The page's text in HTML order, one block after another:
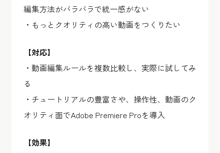
編集方法がバラバラで統一感がない
・もっとクオリティの高い動画をつくりたい
【対応】
・動画編集ルールを複数比較し、実際に試してみ
る
・チュートリアルの豊富さや、操作性、動画のク
オリティ面でAdobe Premiere Proを導入
【効果】